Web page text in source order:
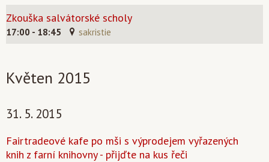
Zkouška salvátorské scholy
17:00 - 18:45 sakristie
Květen 2015
31. 5. 2015
Fairtradeové kafe po mši s výprodejem vyřazených
knih z farní knihovny - přijďte na kus řeči